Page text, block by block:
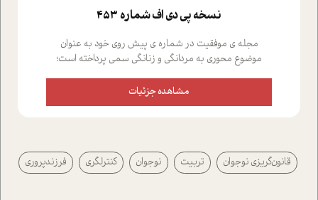
نسخه پي دي اف شماره 453
مجله ی موفقیت در شماره ی پیش روی خود به عنوان
موضوع محوری به مردانگی و زنانگی سمی پرداخته است؛
علیخواه، جامعه شناس در بخش های مختلف تلاش کرده ایم
از دریچه های گوناگون به این موضوع مهم بپردازیم.فصل
پیرامون آن آشنا می کند.در بخش دو فنجان داغ به سراغ افرادی
رفته ایم که موفقیت را در عمل به اثبات رسانده اند؛ سید
حمیدرضا محتشمی که بیست و پنجمین سال فعالیت حرفه
مشاهده جزئیات
قانون‌گريزي نوجوان تربیت نوجوان کنترلگری فرزندپروری